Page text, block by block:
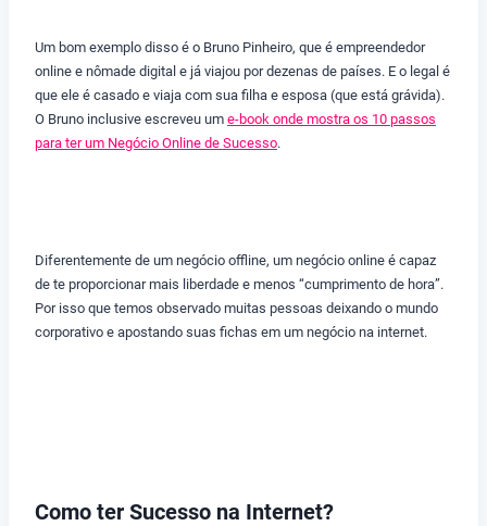
Um bom exemplo disso é o Bruno Pinheiro, que é empreendedor
online e nômade digital e já viajou por dezenas de países. E o legal é
que ele é casado e viaja com sua filha e esposa (que está grávida).
O Bruno inclusive escreveu um e-book onde mostra os 10 passos
para ter um Negócio Online de Sucesso.
Diferentemente de um negócio offline, um negócio online é capaz
de te proporcionar mais liberdade e menos “cumprimento de hora”.
Por isso que temos observado muitas pessoas deixando o mundo
corporativo e apostando suas fichas em um negócio na internet.
Como ter Sucesso na Internet?